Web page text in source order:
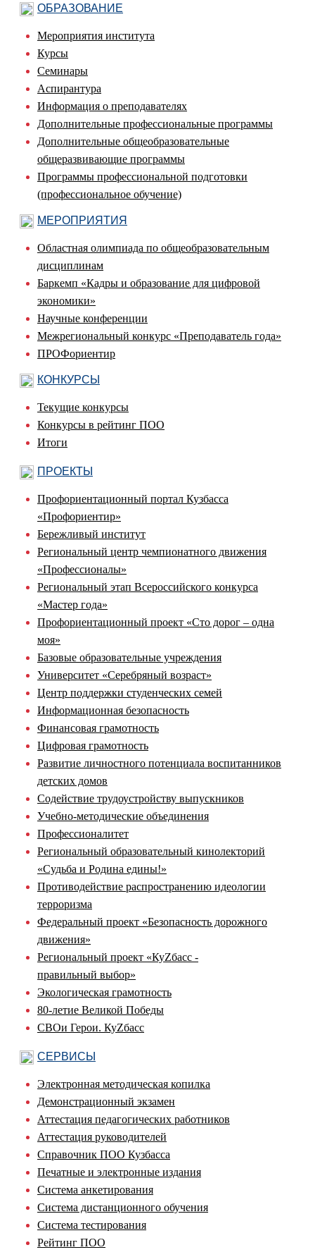
ОБРАЗОВАНИЕ
Мероприятия института
Курсы
Семинары
Аспирантура
Информация о преподавателях
Дополнительные профессиональные программы
Дополнительные общеобразовательные
общеразвивающие программы
Программы профессиональной подготовки
(профессиональное обучение)
МЕРОПРИЯТИЯ
Областная олимпиада по общеобразовательным
дисциплинам
Баркемп «Кадры и образование для цифровой
экономики»
Научные конференции
Межрегиональный конкурс «Преподаватель года»
ПРОФориентир
КОНКУРСЫ
Текущие конкурсы
Конкурсы в рейтинг ПОО
Итоги
ПРОЕКТЫ
Профориентационный портал Кузбасса
«Профориентир»
Бережливый институт
Региональный центр чемпионатного движения
«Профессионалы»
Региональный этап Всероссийского конкурса
«Мастер года»
Профориентационный проект «Сто дорог – одна
моя»
Базовые образовательные учреждения
Университет «Серебряный возраст»
Центр поддержки студенческих семей
Информационная безопасность
Финансовая грамотность
Цифровая грамотность
Развитие личностного потенциала воспитанников
детских домов
Содействие трудоустройству выпускников
Учебно-методические объединения
Профессионалитет
Региональный образовательный кинолекторий
«Судьба и Родина едины!»
Противодействие распространению идеологии
терроризма
Федеральный проект «Безопасность дорожного
движения»
Региональный проект «КуZбасс -
правильный выбор»
Экологическая грамотность
80-летие Великой Победы
СВОи Герои. КуZбасс
СЕРВИСЫ
Электронная методическая копилка
Демонстрационный экзамен
Аттестация педагогических работников
Аттестация руководителей
Справочник ПОО Кузбасса
Печатные и электронные издания
Система анкетирования
Система дистанционного обучения
Система тестирования
Рейтинг ПОО